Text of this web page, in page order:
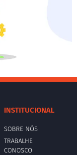
INSTITUCIONAL
SOBRE NÓS
TRABALHE
CONOSCO